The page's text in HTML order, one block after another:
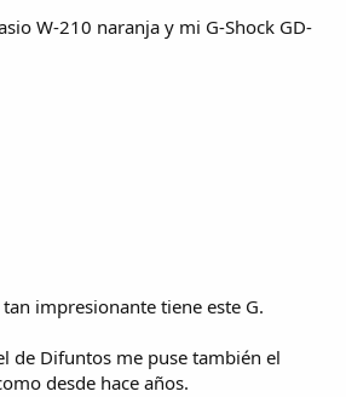
W-210 naranja y mi G-Shock GD-
impresionante tiene este G.
de Difuntos me puse también el
desde hace años.